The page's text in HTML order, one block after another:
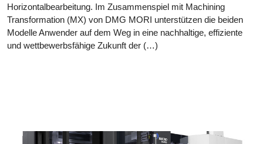
Horizontalbearbeitung. Im Zusammenspiel mit Machining
Transformation (MX) von DMG MORI unterstützen die beiden
Modelle Anwender auf dem Weg in eine nachhaltige, effiziente
und wettbewerbsfähige Zukunft der (…)